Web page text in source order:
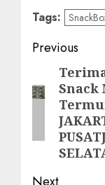
Tags:
Post
Previous
Previous
post:Snack